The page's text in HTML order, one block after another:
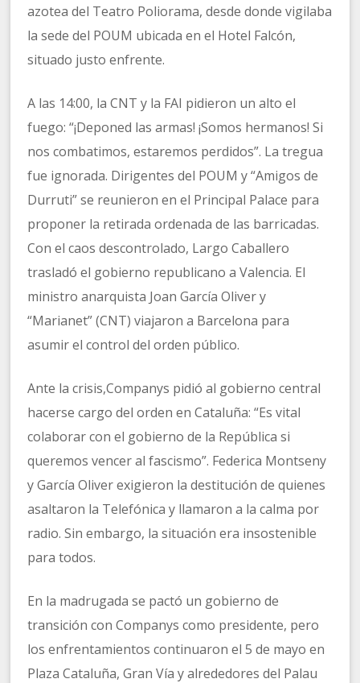
azotea del Teatro Poliorama, desde donde vigilaba
la sede del POUM ubicada en el Hotel Falcón,
situado justo enfrente.
A las 14:00, la CNT y la FAI pidieron un alto el
fuego: “¡Deponed las armas! ¡Somos hermanos! Si
nos combatimos, estaremos perdidos”. La tregua
fue ignorada. Dirigentes del POUM y “Amigos de
Durruti” se reunieron en el Principal Palace para
proponer la retirada ordenada de las barricadas.
Con el caos descontrolado, Largo Caballero
trasladó el gobierno republicano a Valencia. El
ministro anarquista Joan García Oliver y
“Marianet” (CNT) viajaron a Barcelona para
asumir el control del orden público.
Ante la crisis,Companys pidió al gobierno central
hacerse cargo del orden en Cataluña: “Es vital
colaborar con el gobierno de la República si
queremos vencer al fascismo”. Federica Montseny
y García Oliver exigieron la destitución de quienes
asaltaron la Telefónica y llamaron a la calma por
radio. Sin embargo, la situación era insostenible
para todos.
En la madrugada se pactó un gobierno de
transición con Companys como presidente, pero
los enfrentamientos continuaron el 5 de mayo en
Plaza Cataluña, Gran Vía y alrededores del Palau